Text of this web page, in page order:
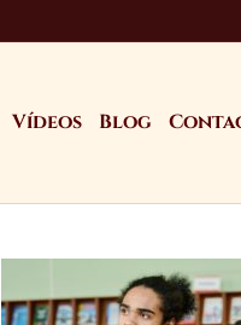
Vídeos Blog